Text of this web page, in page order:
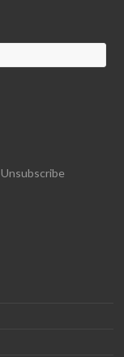
Unsubscribe